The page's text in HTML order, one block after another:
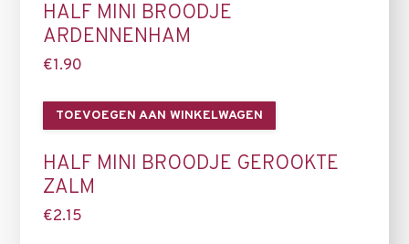
HALF MINI BROODJE
ARDENNENHAM
€1.90
TOEVOEGEN AAN WINKELWAGEN
HALF MINI BROODJE GEROOKTE
ZALM
€2.15